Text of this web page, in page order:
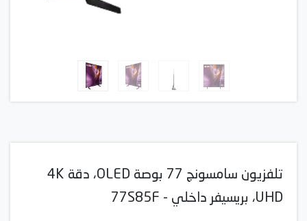
تلفزيون سامسونج 77 بوصة OLED، دقة 4K
UHD، بريسيفر داخلي - 77S85F